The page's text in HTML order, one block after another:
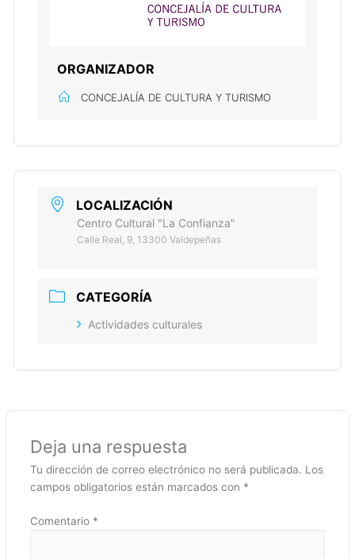
ORGANIZADOR
CONCEJALÍA DE CULTURA Y TURISMO
LOCALIZACIÓN
Centro Cultural "La Confianza"
Calle Real, 9, 13300 Valdepeñas
CATEGORÍA
Actividades culturales
Deja una respuesta
Tu dirección de correo electrónico no será publicada. Los
campos obligatorios están marcados con *
Comentario *